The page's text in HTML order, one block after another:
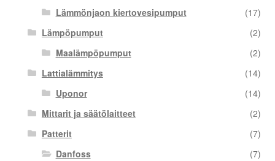
Lämmönjaon kiertovesipumput
(17)
Lämpöpumput
(2)
Maalämpöpumput
(2)
Lattialämmitys
(14)
Uponor
(14)
Mittarit ja säätölaitteet
(2)
Patterit
(7)
Danfoss
(7)